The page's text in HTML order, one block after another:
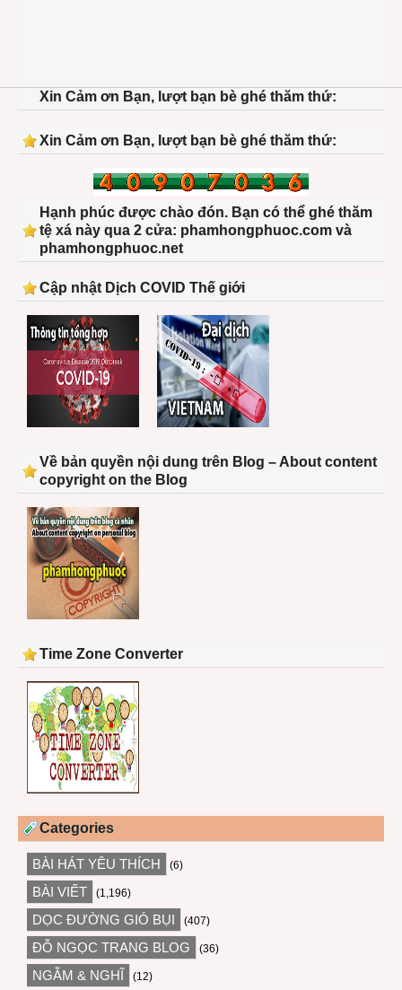
Xin Cảm ơn Bạn, lượt bạn bè ghé thăm thứ:
Xin Cảm ơn Bạn, lượt bạn bè ghé thăm thứ:
Hạnh phúc được chào đón. Bạn có thể ghé thăm
tệ xá này qua 2 cửa: phamhongphuoc.com và
phamhongphuoc.net
Cập nhật Dịch COVID Thế giới
Về bản quyền nội dung trên Blog – About content
copyright on the Blog
Time Zone Converter
Categories
BÀI HÁT YÊU THÍCH (6)
BÀI VIẾT (1,196)
DỌC ĐƯỜNG GIÓ BỤI (407)
ĐỖ NGỌC TRANG BLOG (36)
NGẪM & NGHĨ (12)